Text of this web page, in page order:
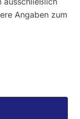
Angaben zum